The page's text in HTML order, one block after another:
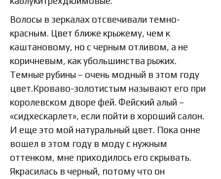
Волосы в зеркалах отсвечивали темно-
красным. Цвет ближе крыжему, чем к
каштановому, но с черным отливом, а не
коричневым, как убольшинства рыжих.
Темные рубины – очень модный в этом году
цвет.Кроваво-золотистым называют его при
королевском дворе фей. Фейский алый –
«сидхескарлет», если пойти в хороший салон.
И еще это мой натуральный цвет. Пока онне
вошел в этом году в моду с нужным
оттенком, мне приходилось его скрывать.
Якрасилась в черный, потому что он